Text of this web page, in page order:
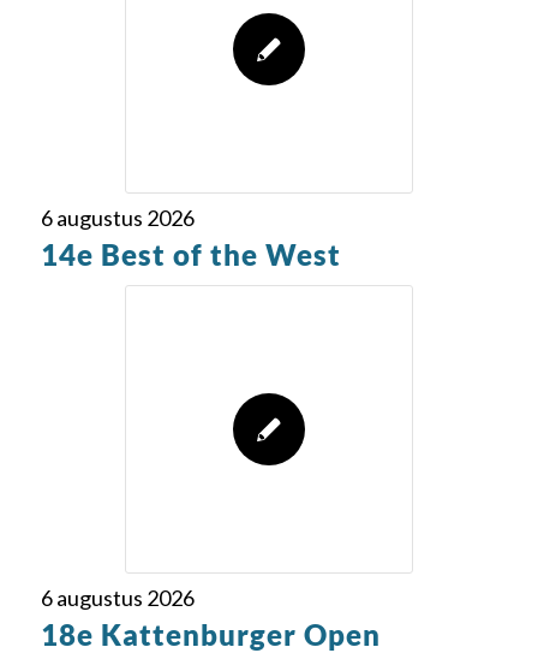
6 augustus 2026
14e Best of the West
6 augustus 2026
18e Kattenburger Open